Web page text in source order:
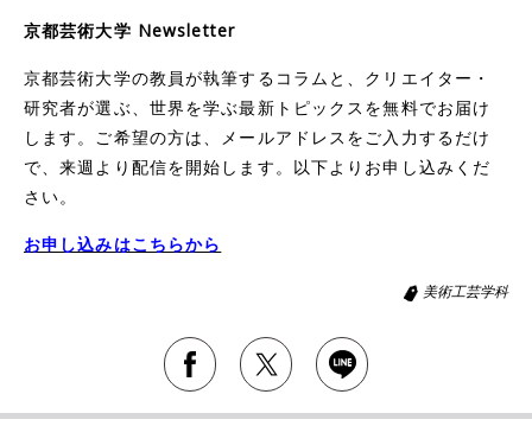
京都芸術大学 Newsletter
京都芸術大学の教員が執筆するコラムと、クリエイター・
研究者が選ぶ、世界を学ぶ最新トピックスを無料でお届け
します。ご希望の方は、メールアドレスをご入力するだけ
で、来週より配信を開始します。以下よりお申し込みくだ
さい。
お申し込みはこちらから
美術工芸学科